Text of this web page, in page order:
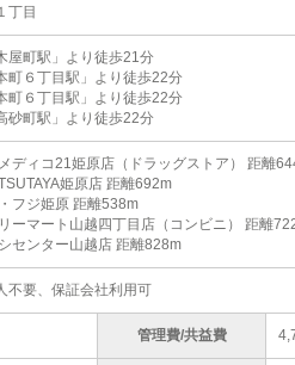
丁目
屋町駅」より徒歩21分
町６丁目駅」より徒歩22分
町６丁目駅」より徒歩22分
砂町駅」より徒歩22分
ディコ21姫原店（ドラッグストア） 距離
姫原店 距離692m
フジ姫原 距離538m
ーマート山越四丁目店（コンビニ） 距離
センター山越店 距離828m
不要、保証会社利用可
管理費/共益費